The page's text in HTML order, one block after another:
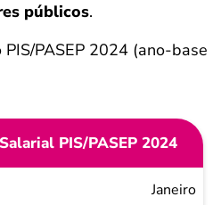
públicos.
PASEP 2024 (ano-base
PIS/PASEP 2024
Janeiro